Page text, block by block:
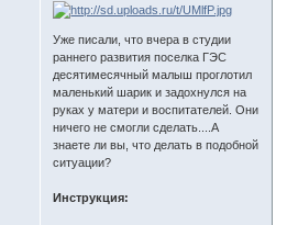
Уже писали, что вчера в студии
раннего развития поселка ГЭС
десятимесячный малыш проглотил
маленький шарик и задохнулся на
руках у матери и воспитателей. Они
ничего не смогли сделать....А
знаете ли вы, что делать в подобной
ситуации?
Инструкция: